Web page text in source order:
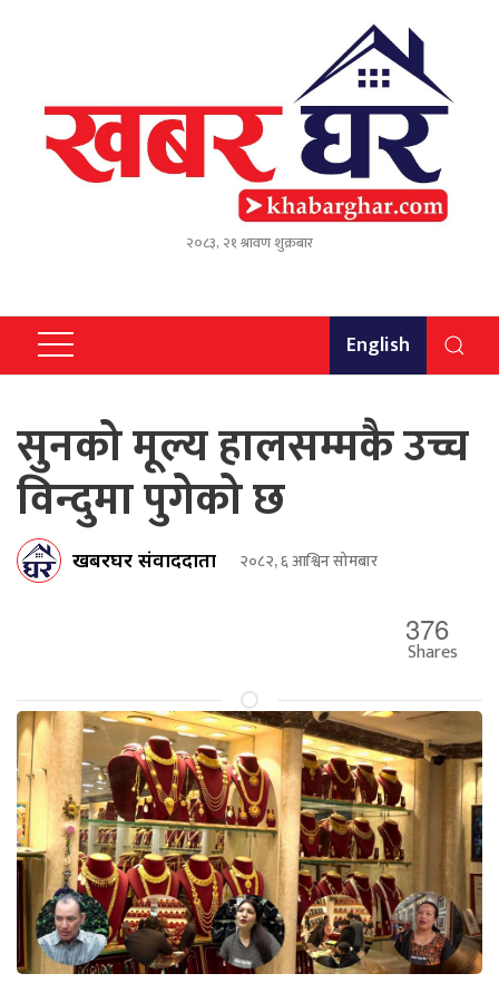
२०८३, २१ श्रावण शुक्रबार
English
सुनको मूल्य हालसम्मकै उच्च
विन्दुमा पुगेको छ
खबरघर संवाददाता २०८२, ६ आश्विन सोमबार
376
Shares